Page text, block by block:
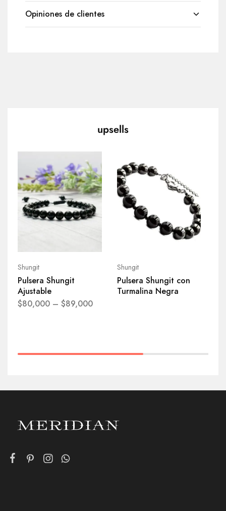
Opiniones de clientes
upsells
Shungit
Pulsera Shungit
Ajustable
$80,000 – $89,000
Shungit
Pulsera Shungit con
Turmalina Negra